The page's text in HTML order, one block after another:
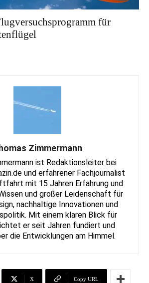
für
Zimmermann
ist Redaktionsleiter bei
und erfahrener Fachjournalist
mit 15 Jahren Erfahrung und
und großer Leidenschaft für
nachhaltige Innovationen und
Mit einem klaren Blick für
er seit Jahren fundiert und
die Entwicklungen am Himmel.
X Copy URL